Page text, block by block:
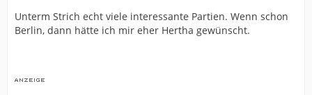
Unterm Strich echt viele interessante Partien. Wenn schon
Berlin, dann hätte ich mir eher Hertha gewünscht.